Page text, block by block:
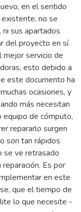
en el sentido
no se
sus apartados
del proyecto en sí.
mejor servicio de
esto debido a
este documento ha
ocasiones, y
más necesitan
de cómputo,
repararlo surgen
son tan rápidos
se ve retrasado
Es por
en este
que el tiempo de
lo que necesite -